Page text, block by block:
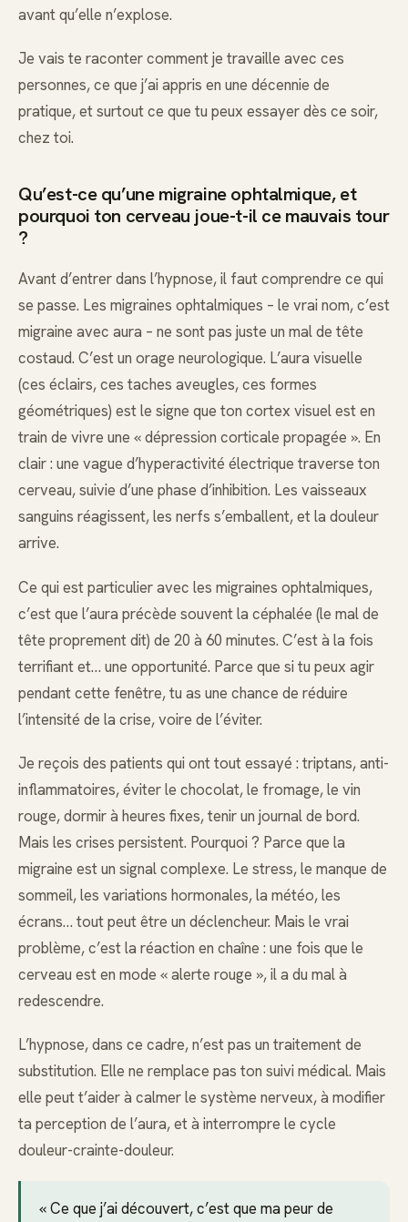
avant qu’elle n’explose.
Je vais te raconter comment je travaille avec ces
personnes, ce que j’ai appris en une décennie de
pratique, et surtout ce que tu peux essayer dès ce soir,
chez toi.
Qu’est-ce qu’une migraine ophtalmique, et
pourquoi ton cerveau joue-t-il ce mauvais tour
?
Avant d’entrer dans l’hypnose, il faut comprendre ce qui
se passe. Les migraines ophtalmiques – le vrai nom, c’est
migraine avec aura – ne sont pas juste un mal de tête
costaud. C’est un orage neurologique. L’aura visuelle
(ces éclairs, ces taches aveugles, ces formes
géométriques) est le signe que ton cortex visuel est en
train de vivre une « dépression corticale propagée ». En
clair : une vague d’hyperactivité électrique traverse ton
cerveau, suivie d’une phase d’inhibition. Les vaisseaux
sanguins réagissent, les nerfs s’emballent, et la douleur
arrive.
Ce qui est particulier avec les migraines ophtalmiques,
c’est que l’aura précède souvent la céphalée (le mal de
tête proprement dit) de 20 à 60 minutes. C’est à la fois
terrifiant et… une opportunité. Parce que si tu peux agir
pendant cette fenêtre, tu as une chance de réduire
l’intensité de la crise, voire de l’éviter.
Je reçois des patients qui ont tout essayé : triptans, anti-
inflammatoires, éviter le chocolat, le fromage, le vin
rouge, dormir à heures fixes, tenir un journal de bord.
Mais les crises persistent. Pourquoi ? Parce que la
migraine est un signal complexe. Le stress, le manque de
sommeil, les variations hormonales, la météo, les
écrans… tout peut être un déclencheur. Mais le vrai
problème, c’est la réaction en chaîne : une fois que le
cerveau est en mode « alerte rouge », il a du mal à
redescendre.
L’hypnose, dans ce cadre, n’est pas un traitement de
substitution. Elle ne remplace pas ton suivi médical. Mais
elle peut t’aider à calmer le système nerveux, à modifier
ta perception de l’aura, et à interrompre le cycle
douleur-crainte-douleur.
« Ce que j’ai découvert, c’est que ma peur de